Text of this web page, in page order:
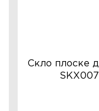
Скло плоске
SKX007